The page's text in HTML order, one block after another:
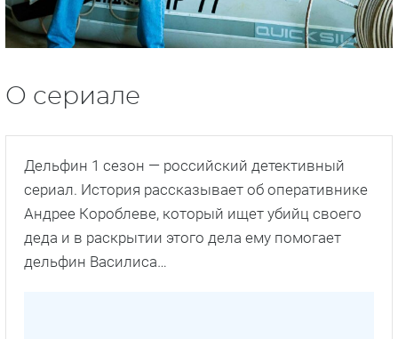
О сериале
Дельфин 1 сезон — российский детективный
сериал. История рассказывает об оперативнике
Андрее Короблеве, который ищет убийц своего
деда и в раскрытии этого дела ему помогает
дельфин Василиса…